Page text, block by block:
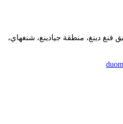
2، رقم 615 طريق فنغ دينغ، منطقة جيادينغ، شنغهاي،